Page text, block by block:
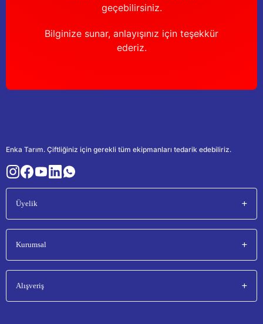
geçebilirsiniz.
Bilginize sunar, anlayışınız için teşekkür
ederiz.
Enka Tarım. Çiftliğiniz için gerekli tüm ekipmanları tedarik edebiliriz.
Üyelik
Kurumsal
Alışveriş